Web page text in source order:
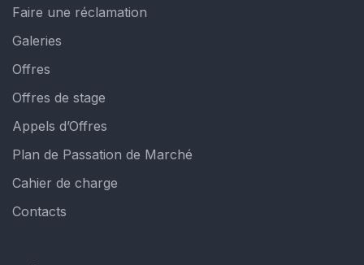
Faire une réclamation
Galeries
Offres
Offres de stage
Appels d’Offres
Plan de Passation de Marché
Cahier de charge
Contacts